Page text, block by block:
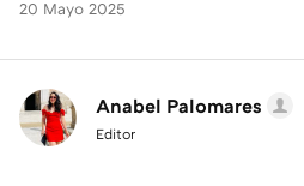
20 Mayo 2025
Anabel Palomares
Editor